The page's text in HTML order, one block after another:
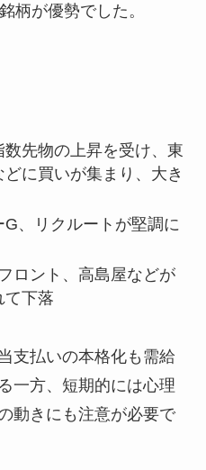
柄が優勢でした。
数先物の上昇を受け、東
に買いが集まり、大き
G、リクルートが堅調に
ロント、高島屋などが
て下落
支払いの本格化も需給
一方、短期的には心理
動きにも注意が必要で